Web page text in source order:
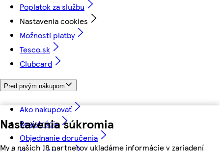
Nastavenia súkromia
My a našich 18 partnerov ukladáme informácie v zariadení
Poplatok za službu
Nastavenia cookies
Možnosti platby
Tesco.sk
Clubcard
Pred prvým nákupom
Ako nakupovať
Registrácia
Objednanie doručenia